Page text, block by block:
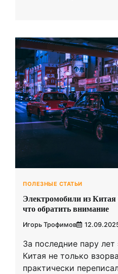
ПОЛЕЗНЫЕ СТАТЬИ
Электромобили из
что обратить внимание
Игорь Трофимов
За последние пару
Китая не только
практически